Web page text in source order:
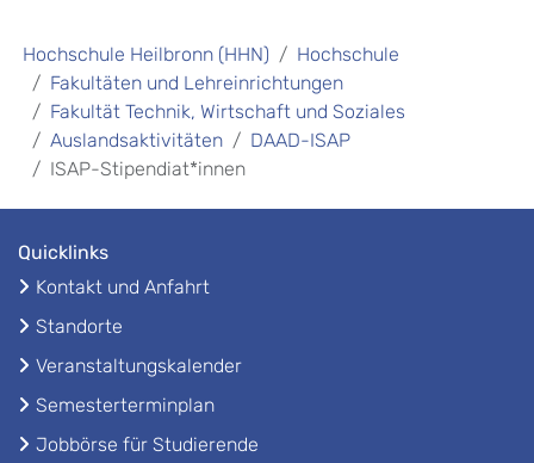
Hochschule Heilbronn (HHN)
Hochschule
Fakultäten und Lehreinrichtungen
Fakultät Technik, Wirtschaft und Soziales
Auslandsaktivitäten
DAAD-ISAP
ISAP-Stipendiat*innen
Quicklinks
Kontakt und Anfahrt
Standorte
Veranstaltungskalender
Semesterterminplan
Jobbörse für Studierende